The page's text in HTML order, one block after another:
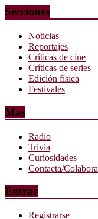
Secciones
Noticias
Reportajes
Críticas de cine
Críticas de series
Edición física
Festivales
Más
Radio
Trivia
Curiosidades
Contacta/Colabora
Entrar
Registrarse